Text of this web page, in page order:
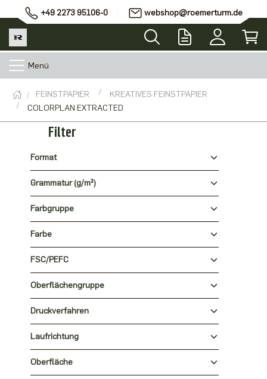
+49 2273 95106-0 webshop@roemerturm.de
Menü
FEINSTPAPIER
KREATIVES FEINSTPAPIER
COLORPLAN EXTRACTED
Filter
Format
Grammatur (g/m²)
Farbgruppe
Farbe
FSC/PEFC
Oberflächengruppe
Druckverfahren
Laufrichtung
Oberfläche